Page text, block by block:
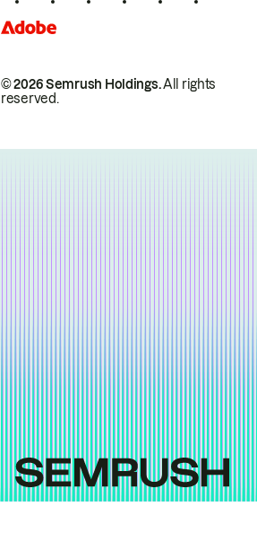
© 2026 Semrush Holdings.All rights
reserved.